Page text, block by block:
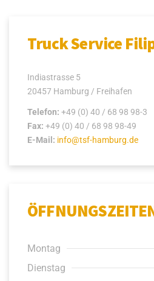
Truck Service
Indiastrasse 5
20457 Hamburg / Freihafen
Telefon: +49 (0) 40 / 68 98 98-3
Fax: +49 (0) 40 / 68 98 98-49
E-Mail: info@tsf-hamburg.de
Montag
Dienstag